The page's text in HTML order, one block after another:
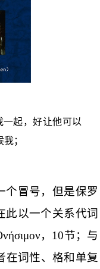
起，好让他可以
；
个冒号，但是保罗
此以一个关系代词
， 10节；与
在词性、格和单复